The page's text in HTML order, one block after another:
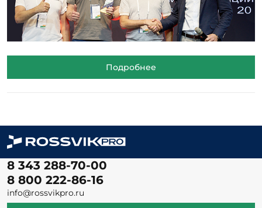
Подробнее
8 343 288-70-00
8 800 222-86-16
info@rossvikpro.ru